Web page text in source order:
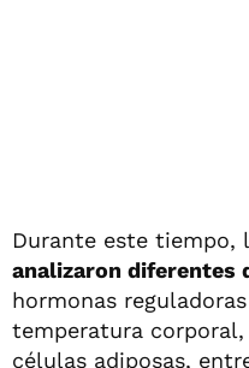
Durante este tiempo,
analizaron diferentes
hormonas
temperatura
células adiposas,